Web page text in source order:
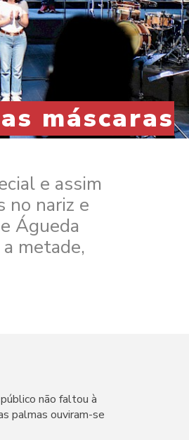
máscaras
e assim
no nariz e
Águeda
metade,
não faltou à
palmas ouviram-se